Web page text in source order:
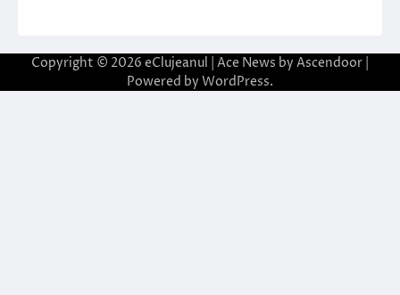
Copyright © 2026 eClujeanul | Ace News by Ascendoor
Powered by WordPress.